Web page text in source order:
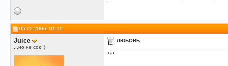
05.05.2006, 01:19
Juice
...но не сок ;)
ЛЮБОВЬ...
***